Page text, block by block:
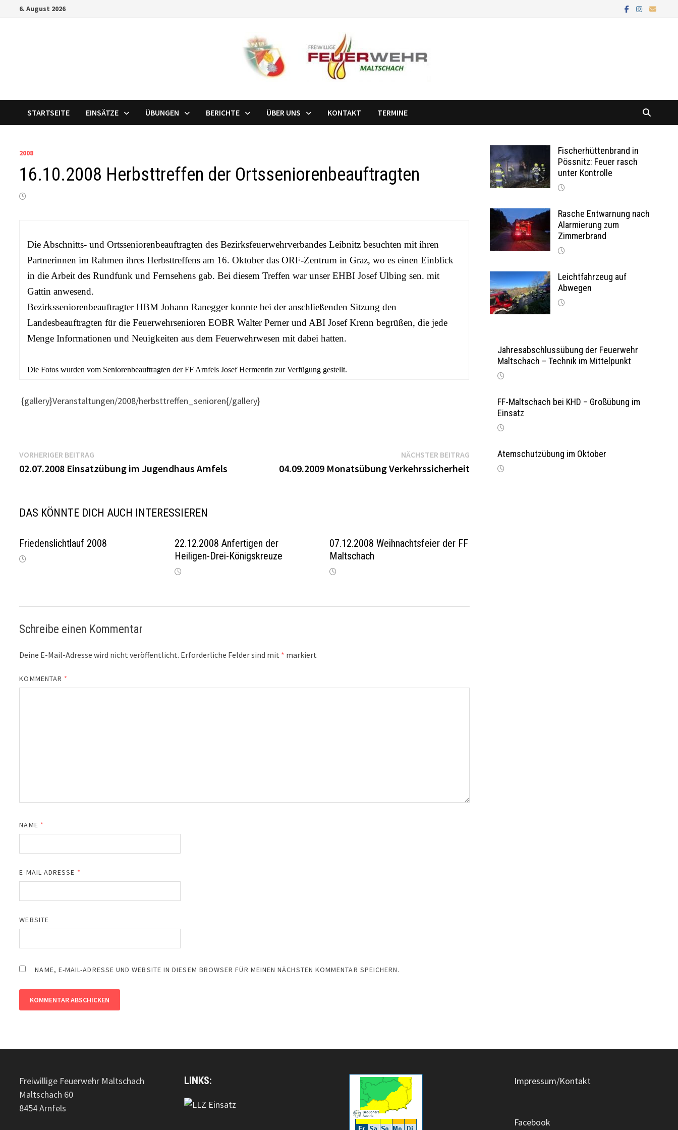
6. August 2026
STARTSEITE EINSÄTZE ÜBUNGEN BERICHTE ÜBER UNS KONTAKT TERMINE
2008
16.10.2008 Herbsttreffen der Ortsseniorenbeauftragten
Die Abschnitts- und Ortsseniorenbeauftragten des Bezirksfeuerwehrverbandes Leibnitz besuchten mit ihren
Partnerinnen im Rahmen ihres Herbsttreffens am 16. Oktober das ORF-Zentrum in Graz, wo es einen Einblick
in die Arbeit des Rundfunk und Fernsehens gab. Bei diesem Treffen war unser EHBI Josef Ulbing sen. mit
Gattin anwesend.
Bezirksseniorenbeauftragter HBM Johann Ranegger konnte bei der anschließenden Sitzung den
Landesbeauftragten für die Feuerwehrsenioren EOBR Walter Perner und ABI Josef Krenn begrüßen, die jede
Menge Informationen und Neuigkeiten aus dem Feuerwehrwesen mit dabei hatten.
Die Fotos wurden vom Seniorenbeauftragten der FF Arnfels Josef Hermentin zur Verfügung gestellt.
{gallery}Veranstaltungen/2008/herbsttreffen_senioren{/gallery}
Beitragsnavigation
VORHERIGER BEITRAG
Beitrag:
02.07.2008 Einsatzübung im Jugendhaus Arnfels
NÄCHSTER BEITRAGNächster
Beitrag:
04.09.2009 Monatsübung Verkehrssicherheit
DAS KÖNNTE DICH AUCH INTERESSIEREN
Friedenslichtlauf 2008
22.12.2008 Anfertigen der
Heiligen-Drei-Königskreuze
07.12.2008 Weihnachtsfeier der FF
Maltschach
Schreibe einen Kommentar
Deine E-Mail-Adresse wird nicht veröffentlicht. Erforderliche Felder sind mit * markiert
KOMMENTAR *
NAME *
E-MAIL-ADRESSE *
WEBSITE
NAME, E-MAIL-ADRESSE UND WEBSITE IN DIESEM BROWSER FÜR MEINEN NÄCHSTEN KOMMENTAR SPEICHERN.
Fischerhüttenbrand in
Pössnitz: Feuer rasch
unter Kontrolle
Rasche Entwarnung nach
Alarmierung zum
Zimmerbrand
Leichtfahrzeug auf
Abwegen
Jahresabschlussübung der Feuerwehr
Maltschach – Technik im Mittelpunkt
FF-Maltschach bei KHD – Großübung im
Einsatz
Atemschutzübung im Oktober
Freiwillige Feuerwehr Maltschach
Maltschach 60
8454 Arnfels
LINKS: Impressum/Kontakt
Facebook